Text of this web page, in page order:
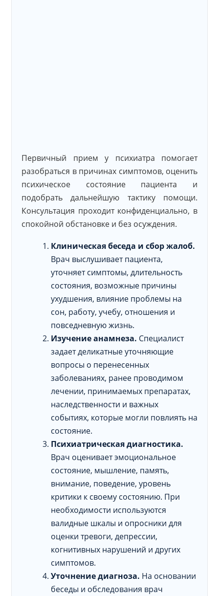
Первичный прием у психиатра помогает
разобраться в причинах симптомов, оценить
психическое состояние пациента и
подобрать дальнейшую тактику помощи.
Консультация проходит конфиденциально, в
спокойной обстановке и без осуждения.
Клиническая беседа и сбор жалоб.
Врач выслушивает пациента,
уточняет симптомы, длительность
состояния, возможные причины
ухудшения, влияние проблемы на
сон, работу, учебу, отношения и
повседневную жизнь.
Изучение анамнеза. Специалист
задает деликатные уточняющие
вопросы о перенесенных
заболеваниях, ранее проводимом
лечении, принимаемых препаратах,
наследственности и важных
событиях, которые могли повлиять на
состояние.
Психиатрическая диагностика.
Врач оценивает эмоциональное
состояние, мышление, память,
внимание, поведение, уровень
критики к своему состоянию. При
необходимости используются
валидные шкалы и опросники для
оценки тревоги, депрессии,
когнитивных нарушений и других
симптомов.
Уточнение диагноза. На основании
беседы и обследования врач